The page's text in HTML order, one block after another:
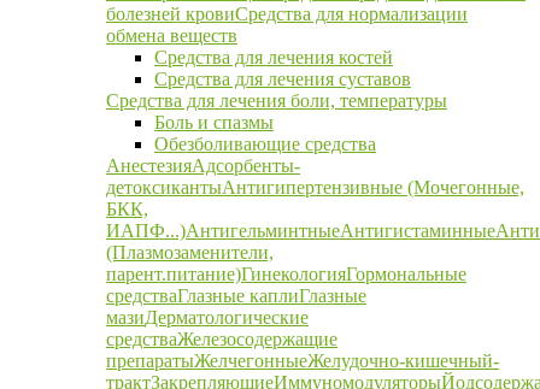
болезней кровиСредства для нормализации
обмена веществ
Средства для лечения костей
Средства для лечения суставов
Средства для лечения боли, температуры
Боль и спазмы
Обезболивающие средства
АнестезияАдсорбенты-
детоксикантыАнтигипертензивные (Мочегонные,
БКК,
ИАПФ...)АнтигельминтныеАнтигистаминные
(Плазмозаменители,
парент.питание)ГинекологияГормональные
средстваГлазные каплиГлазные
мазиДерматологические
средстваЖелезосодержащие
препаратыЖелчегонныеЖелудочно-кишечный-
трактЗакрепляющиеИммуномодуляторы